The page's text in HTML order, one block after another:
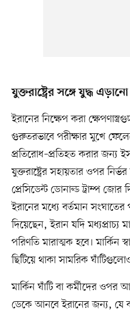
যুক্তরাষ্ট্রের সঙ্গে যুদ্ধ এড়ানো
ইরানের নিক্ষেপ করা
গুরুতরভাবে পরীক্ষার মুখে
প্রতিরোধ–প্রতিহত করার জন্য
যুক্তরাষ্ট্রের সহায়তার ওপর
প্রেসিডেন্ট ডোনাল্ড ট্রাম্প জোর
ইরানের মধ্যে বর্তমান
দিয়েছেন, ইরান যদি মধ্যপ্রাচ্য
পরিণতি মারাত্মক হবে। মার্কিন
ছিটিয়ে থাকা সামরিক
মার্কিন ঘাঁটি বা কর্মীদের ওপর
ডেকে আনবে ইরানের জন্য, যে